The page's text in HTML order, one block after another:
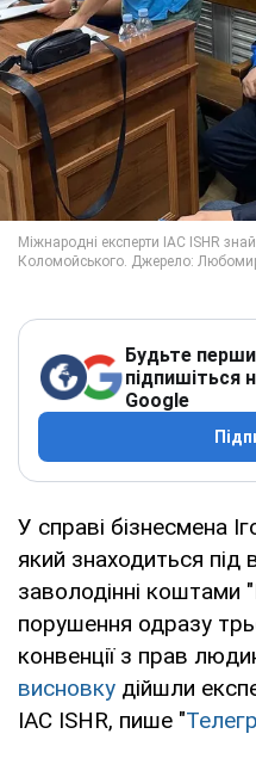
Будьте
підпишіться
Google
У справі бізнесмена
який знаходиться
заволодінні коштами
порушення одразу
конвенції з прав
висновку дійшли
IAC ISHR, пише "